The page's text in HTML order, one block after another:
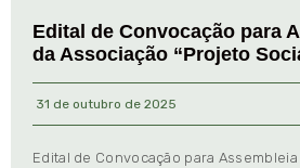
Edital de Convocação para
da Associação “Projeto
31 de outubro de 2025
Edital de Convocação para